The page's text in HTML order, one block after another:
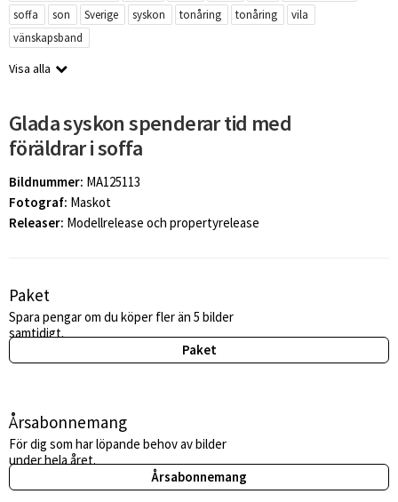
soffa
son Sverige syskon tonåring tonåring
vila
vänskapsband
Visa alla
Glada syskon spenderar tid med
föräldrar i soffa
Bildnummer: MA125113
Fotograf: Maskot
Releaser: Modellrelease och propertyrelease
Paket
Spara pengar om du köper fler än 5 bilder
samtidigt.
Paket
Årsabonnemang
För dig som har löpande behov av bilder
under hela året.
Årsabonnemang